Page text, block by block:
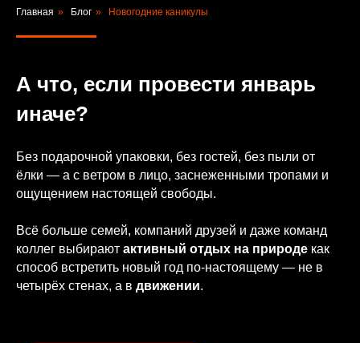
Главная » Блог » Новогодние каникулы
А что, если провести январь
иначе?
Без подарочной упаковки, без гостей, без пыли от
ёлки — а с ветром в лицо, заснеженными тропами и
ощущением настоящей свободы.
Всё больше семей, компаний друзей и даже команд
коллег выбирают активный отдых на природе как
способ встретить новый год по-настоящему — не в
четырёх стенах, а в движении.